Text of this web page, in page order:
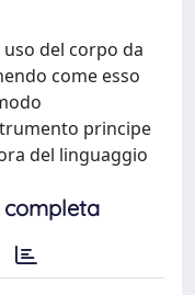
del corpo da
come esso
principe
del linguaggio
completa